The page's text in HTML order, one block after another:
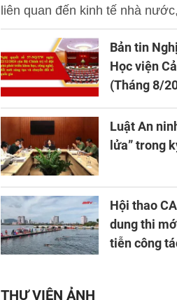
liên quan đến kinh tế nhà
và ứng dụng khoa học công
tạo và chuyển đổi số.Bản tin
Học viện
(Tháng 8/
Luật An
lửa” trong
Hội thao
dung thi
tiễn công
THƯ VIỆN ẢNH